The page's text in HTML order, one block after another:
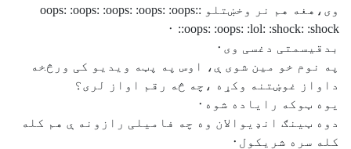
وی،هغه هم نر وخښتلو :oops: :oops: :oops: :oops: :oops:
:oops: :oops: :lol: :shock: :shock: ٠
بدقیسمتی دغسی وی٠
په نوم خو مین شوی ې، اوس په پټه ویدیو کی ورڅخه
داواز غوښتنه وکړه ،چه څه رقم اواز لری؟
یوه ټوکه رایاده شوه٠
دوه ټینګ انډیوالان وه چه فامیلی رازونه ې هم کله
کله سره شریکول٠